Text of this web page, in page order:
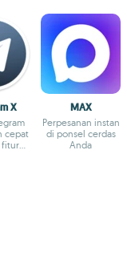
X
cepat
fitur
MAX
Perpesanan instan
di ponsel cerdas
Anda